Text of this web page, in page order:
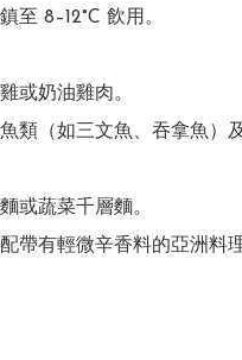
至 8–12°C 飲用。
或奶油雞肉。
類（如三文魚、吞拿魚）
或蔬菜千層麵。
帶有輕微辛香料的亞洲料理